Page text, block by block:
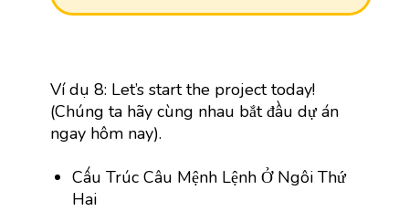
Ví dụ 8: Let’s start the project today!
(Chúng ta hãy cùng nhau bắt đầu dự án
ngay hôm nay).
Cấu Trúc Câu Mệnh Lệnh Ở Ngôi Thứ
Hai